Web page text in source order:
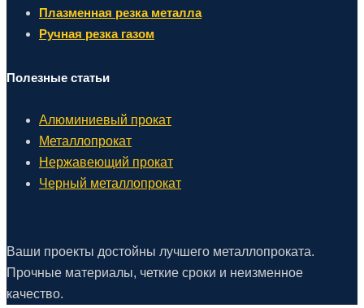
Плазменная резка металла
Ручная резка газом
Полезные статьи
Алюминиевый прокат
Металлопрокат
Нержавеющий прокат
Черный металлопрокат
Ваши проекты достойны лучшего металлопроката.
Прочные материалы, четкие сроки и неизменное
качество.